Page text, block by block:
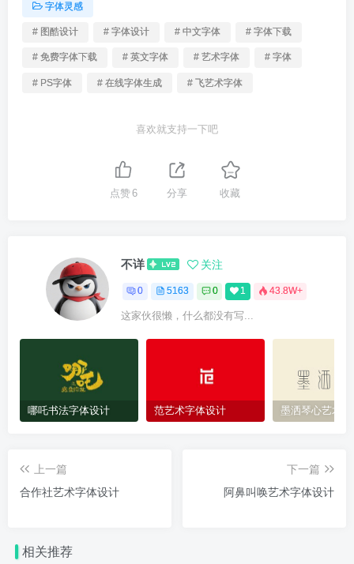
字体灵感
# 图酷设计 # 字体设计 # 中文字体 # 字体下载
# 免费字体下载 # 英文字体 # 艺术字体 # 字体
# PS字体 # 在线字体生成 # 飞艺术字体
喜欢就支持一下吧
点赞6 分享 收藏
不详 关注
0 5163 0 1 43.8W+
这家伙很懒，什么都没有写...
哪吒书法字体设计 范艺术字体设计 墨洒琴心艺术
上一篇
合作社艺术字体设计
下一篇
阿鼻叫唤艺术字体设计
相关推荐